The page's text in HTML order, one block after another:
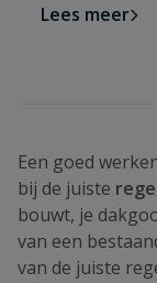
Lees meer
Een goed
bij de juiste
bouwt, je
van een
van de juiste